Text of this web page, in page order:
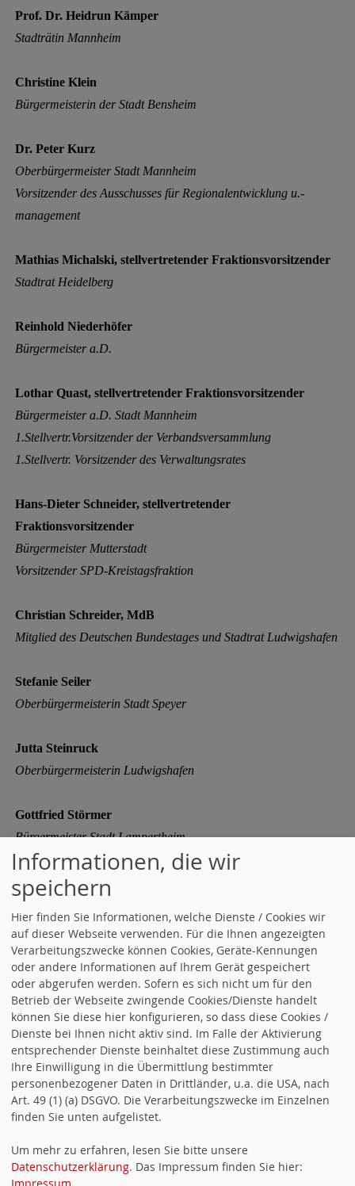
Prof. Dr. Heidrun Kämper
Stadträtin Mannheim
Christine Klein
Bürgermeisterin der Stadt Bensheim
Dr. Peter Kurz
Oberbürgermeister Stadt Mannheim
Vorsitzender des Ausschusses für Regionalentwicklung u.-
management
Mathias Michalski, stellvertretender Fraktionsvorsitzender
Stadtrat Heidelberg
Reinhold Niederhöfer
Bürgermeister a.D.
Lothar Quast, stellvertretender Fraktionsvorsitzender
Bürgermeister a.D. Stadt Mannheim
1.Stellvertr.Vorsitzender der Verbandsversammlung
1.Stellvertr. Vorsitzender des Verwaltungsrates
Hans-Dieter Schneider, stellvertretender
Fraktionsvorsitzender
Bürgermeister Mutterstadt
Vorsitzender SPD-Kreistagsfraktion
Christian Schreider, MdB
Mitglied des Deutschen Bundestages und Stadtrat Ludwigshafen
Stefanie Seiler
Oberbürgermeisterin Stadt Speyer
Jutta Steinruck
Oberbürgermeisterin Ludwigshafen
Gottfried Störmer
Bürgermeister Stadt Lampertheim
Inge Volz
Bürgermeisterin a.D.
Karl Weibel
Gemeinderat, Kreisrat
Manfred Zuber
Stadtrat Walldorf
Technik & hosting
Informationen, die wir
speichern
Hier finden Sie Informationen, welche Dienste / Cookies wir
auf dieser Webseite verwenden. Für die Ihnen angezeigten
Verarbeitungszwecke können Cookies, Geräte-Kennungen
oder andere Informationen auf Ihrem Gerät gespeichert
oder abgerufen werden. Sofern es sich nicht um für den
Betrieb der Webseite zwingende Cookies/Dienste handelt
können Sie diese hier konfigurieren, so dass diese Cookies /
Dienste bei Ihnen nicht aktiv sind. Im Falle der Aktivierung
entsprechender Dienste beinhaltet diese Zustimmung auch
Ihre Einwilligung in die Übermittlung bestimmter
personenbezogener Daten in Drittländer, u.a. die USA, nach
Art. 49 (1) (a) DSGVO. Die Verarbeitungszwecke im Einzelnen
finden Sie unten aufgelistet.
Um mehr zu erfahren, lesen Sie bitte unsere
Datenschutzerklärung. Das Impressum finden Sie hier: